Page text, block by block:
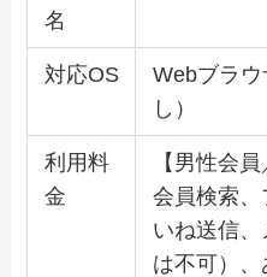
名
対応OS
Webブラ
し）
利用料
金
【男性会
会員検索、
いね送信
は不可）